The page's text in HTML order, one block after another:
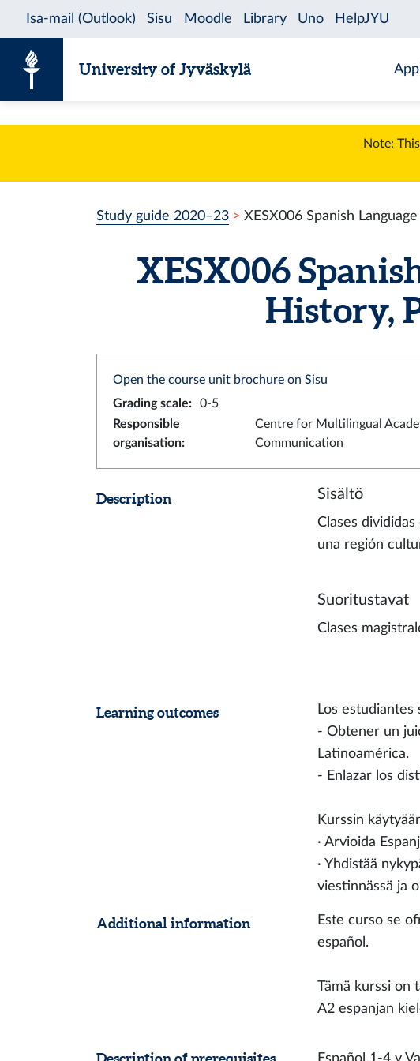
University of Jyväskylä
Note:
Study guide 2020–23 XESX006 Spanish
XESX006
History,
Open the course unit brochure on Sisu
Grading scale: 0-5
Responsible
organisation:
Centre for Multilingual
Communication
Description Sisältö
Clases
una región
Suoritustavat
Clases
Learning outcomes
Los estudiantes
- Obtener un
Latinoamérica.
- Enlazar los
Kurssin
· Arvioida
· Yhdistää
viestinnässä ja
Additional information
Este curso se
español.
Tämä kurssi on
A2 espanjan
Español 1-4 y